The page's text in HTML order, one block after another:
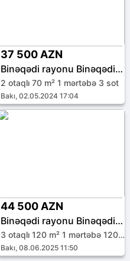
37 500 AZN
Binəqədi rayonu Binəqədi qəs.
2 otaqlı 70 m² 1 mərtəbə 3 sot
Bakı, 02.05.2024 17:04
44 500 AZN
Binəqədi rayonu Binəqədi qəs.
3 otaqlı 120 m² 1 mərtəbə 120 sot
Bakı, 08.06.2025 11:50